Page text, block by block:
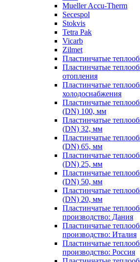
Mueller Accu-Therm
Secespol
Stokvis
Tetra Pak
Vicarb
Zilmet
Пластинчатые
Пластинчатые
отопления
Пластинчатые
холодоснабжения
Пластинчатые
(DN) 100, мм
Пластинчатые
(DN) 32, мм
Пластинчатые
(DN) 65, мм
Пластинчатые
(DN) 25, мм
Пластинчатые
(DN) 50, мм
Пластинчатые
(DN) 20, мм
Пластинчатые
производство: Дания
Пластинчатые
производство: Италия
Пластинчатые
производство: Россия